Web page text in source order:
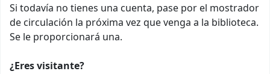
Si todavía no tienes una cuenta, pase por el mostrador
de circulación la próxima vez que venga a la biblioteca.
Se le proporcionará una.
¿Eres visitante?